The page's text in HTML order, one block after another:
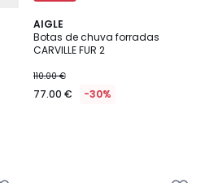
AIGLE
Botas de chuva forradas
CARVILLE FUR 2
110.00 €
77.00 € -30%